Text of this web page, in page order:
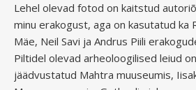
Lehel olevad fotod on kaitstud
minu erakogust, aga on kasutatud ka
Mäe, Neil Savi ja Andrus Piili
Piltidel olevad arheoloogilised leiud on
jäädvustatud Mahtra muuseumis,